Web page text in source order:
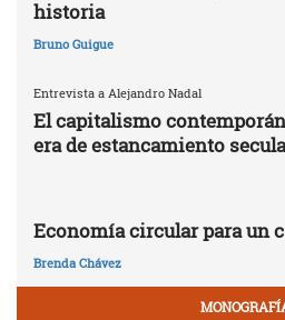
historia
Bruno Guigue
Entrevista a Alejandro Nadal
El capitalismo
era de estancamiento
Economía circular para un
Brenda Chávez